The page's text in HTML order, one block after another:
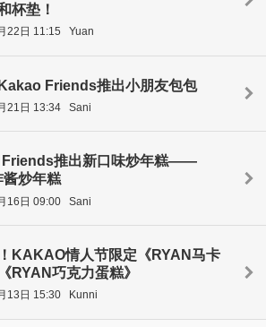
杯垫！
22日 11:15 Yuan
Friends推出小朋友包包
21日 13:34 Sani
Friends推出新口味炒年糕——
酱炒年糕
16日 09:00 Sani
KAKAO情人节限定《RYAN马卡
RYAN巧克力蛋糕》
13日 15:30 Kunni